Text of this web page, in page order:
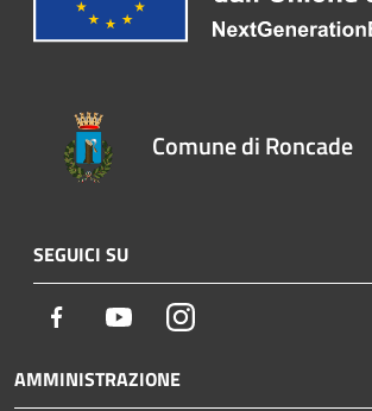
Comune di Roncade
SEGUICI SU
Facebook YoutubeInstagram
AMMINISTRAZIONE